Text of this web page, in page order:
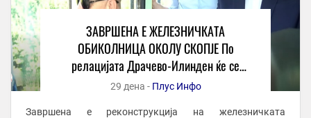
ЗАВРШЕНА Е ЖЕЛЕЗНИЧКАТА
ОБИКОЛНИЦА ОКОЛУ СКОПЈЕ По
релацијата Драчево-Илинден ќе се
пренасочуваат товарните возови
29 дена - Плус Инфо
Завршена е реконструкција на железничката